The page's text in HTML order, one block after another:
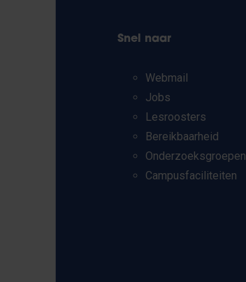
Snel naar
Webmail
Jobs
Lesroosters
Bereikbaarheid
Onderzoeksgroepen
Campusfaciliteiten